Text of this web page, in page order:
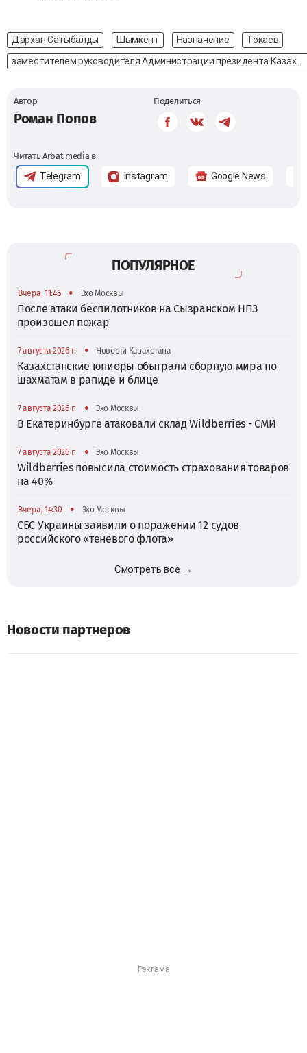
Дархан Сатыбалды Шымкент Назначение
Токаев
заместителем руководителя Администрации президента Казахстана
Автор
Роман Попов
Поделиться
Читать Arbat media в
Telegram Instagram Google News
ПОПУЛЯРНОЕ
Вчера, 11:46 • Эхо Москвы
После атаки беспилотников на Сызранском НПЗ
произошел пожар
7 августа 2026 г. • Новости Казахстана
Казахстанские юниоры обыграли сборную мира по
шахматам в рапиде и блице
7 августа 2026 г. • Эхо Москвы
В Екатеринбурге атаковали склад Wildberries - СМИ
7 августа 2026 г. • Эхо Москвы
Wildberries повысила стоимость страхования товаров
на 40%
Вчера, 14:30 • Эхо Москвы
СБС Украины заявили о поражении 12 судов
российского «теневого флота»
Смотреть все →
Новости партнеров